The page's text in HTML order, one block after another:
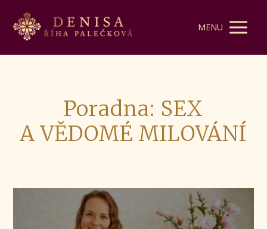
MENU
Poradna: SEX
A VĚDOMÉ MILOVÁNÍ